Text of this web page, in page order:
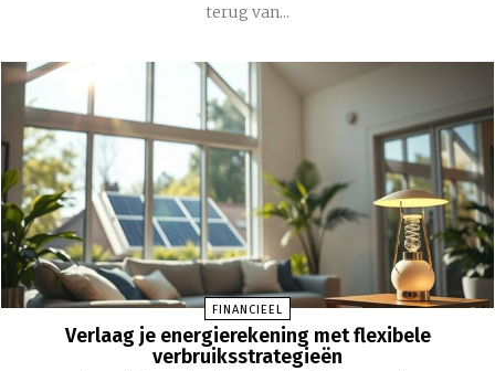
terug van...
FINANCIEEL
Verlaag je energierekening met flexibele
verbruiksstrategieën